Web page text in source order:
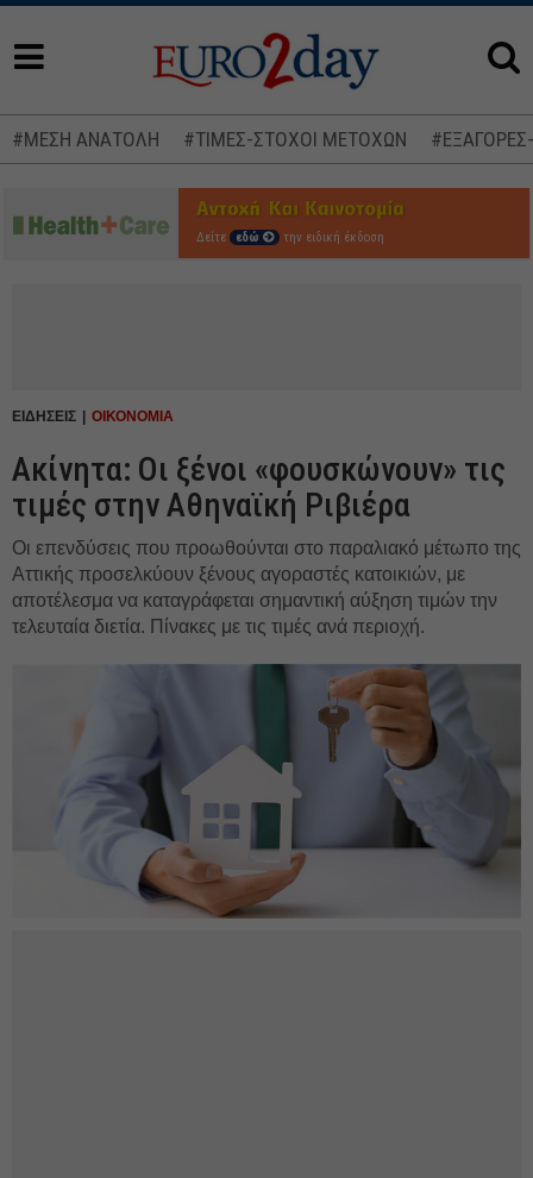
#ΜΕΣΗ ΑΝΑΤΟΛΗ #ΤΙΜΕΣ-ΣΤΟΧΟΙ ΜΕΤΟΧΩΝ
Δείτε εδώ την ειδική έκδοση
ΕΙΔΗΣΕΙΣ ΟΙΚΟΝΟΜΙΑ
Ακίνητα: Οι ξένοι «φουσκώνουν» τις
τιμές στην Αθηναϊκή Ριβιέρα
Οι επενδύσεις που προωθούνται στο παραλιακό μέτωπο της
Αττικής προσελκύουν ξένους αγοραστές κατοικιών, με
αποτέλεσμα να καταγράφεται σημαντική αύξηση τιμών την
τελευταία διετία. Πίνακες με τις τιμές ανά περιοχή.